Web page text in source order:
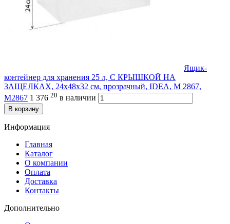
Ящик-
контейнер для хранения 25 л, С КРЫШКОЙ НА
ЗАЩЕЛКАХ, 24х48х32 см, прозрачный, IDEA, М 2867,
М2867 1 376 20 в наличии
В корзину
Информация
Главная
Каталог
О компании
Оплата
Доставка
Контакты
Дополнительно